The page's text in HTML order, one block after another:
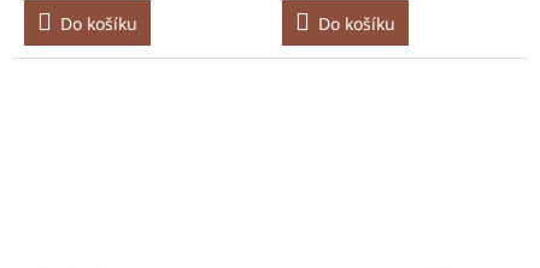
Do košíku Do košíku